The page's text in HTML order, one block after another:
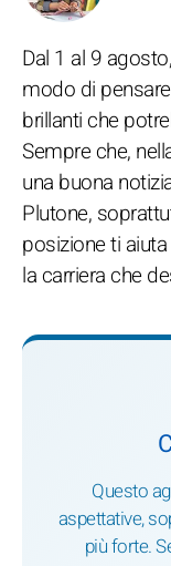
Dal 1 al 9
modo di
brillanti che
Sempre che,
una buona
Plutone,
posizione ti
la carriera che
Questo
aspettative,
più forte.